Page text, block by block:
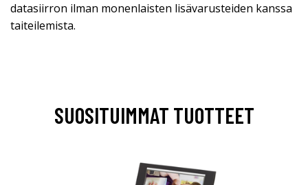
datasiirron ilman monenlaisten lisävarusteiden kanssa
taiteilemista.
SUOSITUIMMAT TUOTTEET